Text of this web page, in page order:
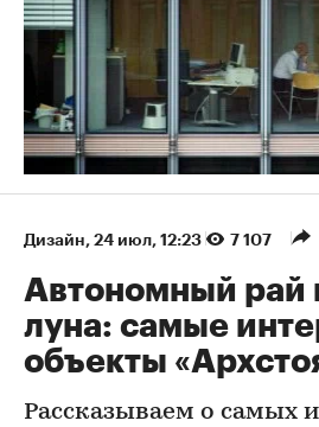
Дизайн 24 июл, 12:23 7 107
Автономный рай
луна: самые
объекты
Рассказываем о самых